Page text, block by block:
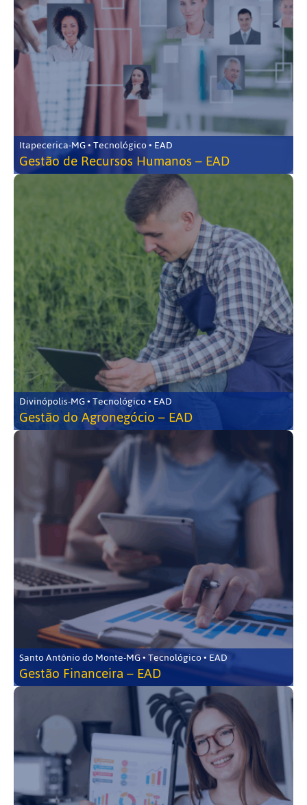
Itapecerica-MG • Tecnológico • EAD
Gestão de Recursos Humanos – EAD
Divinópolis-MG • Tecnológico • EAD
Gestão do Agronegócio – EAD
Santo Antônio do Monte-MG • Tecnológico • EAD
Gestão Financeira – EAD